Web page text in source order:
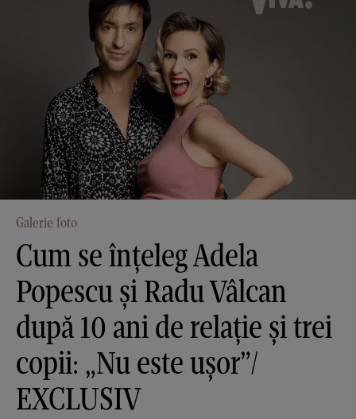
Galerie foto
Cum se înțeleg Adela
Popescu și Radu Vâlcan
după 10 ani de relație și trei
copii: „Nu este ușor”/
EXCLUSIV